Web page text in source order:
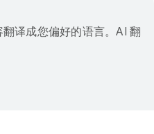
译成您偏好的语言。AI 翻